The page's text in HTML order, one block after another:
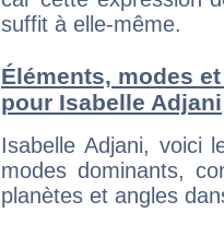
suffit à elle-même.
Éléments, modes
pour Isabelle Adjani
Isabelle Adjani, voici
modes dominants,
planètes et angles